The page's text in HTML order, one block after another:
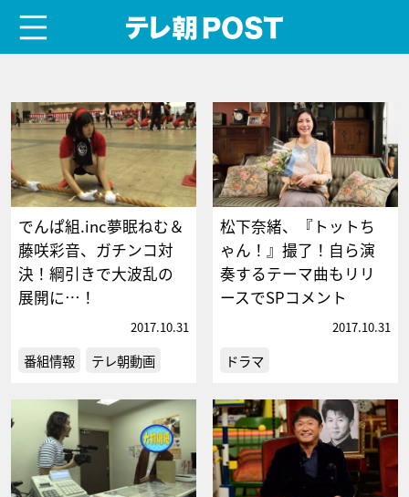
でんぱ組.inc夢眠ねむ＆
藤咲彩音、ガチンコ対
決！綱引きで大波乱の
展開に…！
2017.10.31
番組情報 テレ朝動画
松下奈緒、『トットち
ゃん！』撮了！自ら演
奏するテーマ曲もリリ
ースでSPコメント
2017.10.31
ドラマ